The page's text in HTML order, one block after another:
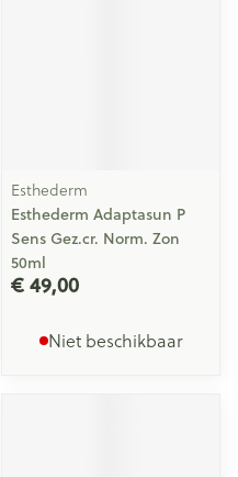
Esthederm
Esthederm Adaptasun P
Sens Gez.cr. Norm. Zon
50ml
€ 49,00
Niet beschikbaar